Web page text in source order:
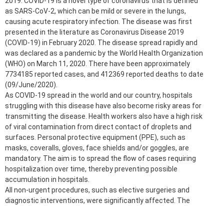
as SARS-CoV-2, which can be mild or severe in the lungs,
causing acute respiratory infection. The disease was first
presented in the literature as Coronavirus Disease 2019
(COVID-19) in February 2020. The disease spread rapidly and
was declared as a pandemic by the World Health Organization
(WHO) on March 11, 2020. There have been approximately
7734185 reported cases, and 412369 reported deaths to date
(09/June/2020).
As COVID-19 spread in the world and our country, hospitals
struggling with this disease have also become risky areas for
transmitting the disease. Health workers also have a high risk
of viral contamination from direct contact of droplets and
surfaces. Personal protective equipment (PPE), such as
masks, coveralls, gloves, face shields and/or goggles, are
mandatory. The aim is to spread the flow of cases requiring
hospitalization over time, thereby preventing possible
accumulation in hospitals.
All non-urgent procedures, such as elective surgeries and
diagnostic interventions, were significantly affected. The